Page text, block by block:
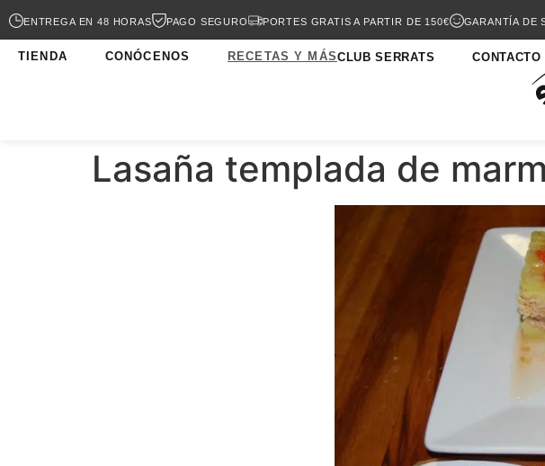
ENTREGA EN 48 HORAS PAGO SEGURO PORTES GRATIS A PARTIR DE 150€ GARANTÍA DE
TIENDA CONÓCENOS RECETAS Y MÁSCLUB SERRATS CONTACTO
Lasaña templada de